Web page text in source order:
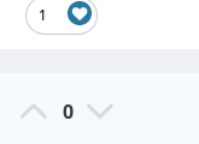
1
0